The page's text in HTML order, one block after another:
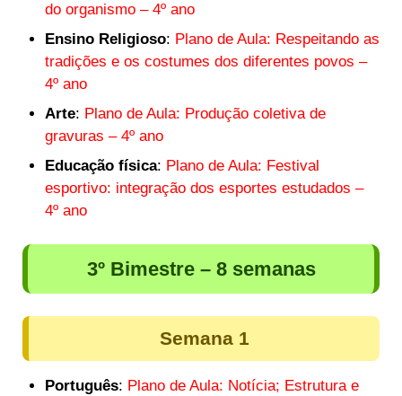
do organismo – 4º ano
Ensino Religioso: Plano de Aula: Respeitando as
tradições e os costumes dos diferentes povos –
4º ano
Arte: Plano de Aula: Produção coletiva de
gravuras – 4º ano
Educação física: Plano de Aula: Festival
esportivo: integração dos esportes estudados –
4º ano
3º Bimestre – 8 semanas
Semana 1
Português: Plano de Aula: Notícia; Estrutura e